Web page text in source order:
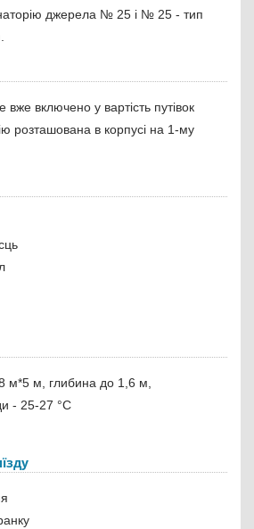
джерела № 25 і № 25 - тип
вже включено у вартість путівок
розташована в корпусі на 1-му
м*5 м, глибина до 1,6 м,
- 25-27 °С